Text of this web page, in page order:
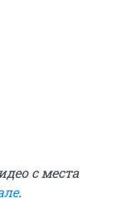
с места
.